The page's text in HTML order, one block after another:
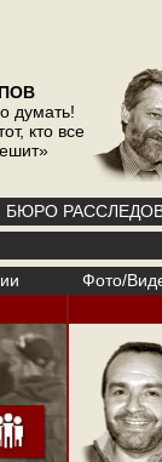
думать!
кто все
БЮРО
Фото/